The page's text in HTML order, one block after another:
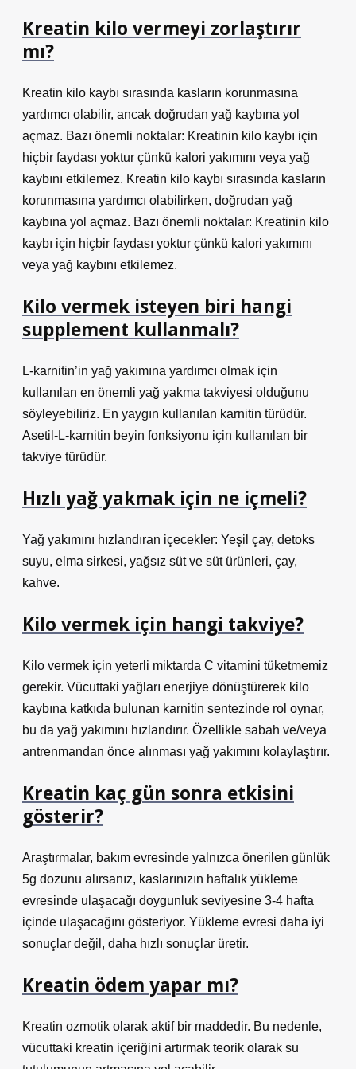
Kreatin kilo vermeyi zorlaştırır
mı?
Kreatin kilo kaybı sırasında kasların korunmasına
yardımcı olabilir, ancak doğrudan yağ kaybına yol
açmaz. Bazı önemli noktalar: Kreatinin kilo kaybı için
hiçbir faydası yoktur çünkü kalori yakımını veya yağ
kaybını etkilemez. Kreatin kilo kaybı sırasında kasların
korunmasına yardımcı olabilirken, doğrudan yağ
kaybına yol açmaz. Bazı önemli noktalar: Kreatinin kilo
kaybı için hiçbir faydası yoktur çünkü kalori yakımını
veya yağ kaybını etkilemez.
Kilo vermek isteyen biri hangi
supplement kullanmalı?
L-karnitin’in yağ yakımına yardımcı olmak için
kullanılan en önemli yağ yakma takviyesi olduğunu
söyleyebiliriz. En yaygın kullanılan karnitin türüdür.
Asetil-L-karnitin beyin fonksiyonu için kullanılan bir
takviye türüdür.
Hızlı yağ yakmak için ne içmeli?
Yağ yakımını hızlandıran içecekler: Yeşil çay, detoks
suyu, elma sirkesi, yağsız süt ve süt ürünleri, çay,
kahve.
Kilo vermek için hangi takviye?
Kilo vermek için yeterli miktarda C vitamini tüketmemiz
gerekir. Vücuttaki yağları enerjiye dönüştürerek kilo
kaybına katkıda bulunan karnitin sentezinde rol oynar,
bu da yağ yakımını hızlandırır. Özellikle sabah ve/veya
antrenmandan önce alınması yağ yakımını kolaylaştırır.
Kreatin kaç gün sonra etkisini
gösterir?
Araştırmalar, bakım evresinde yalnızca önerilen günlük
5g dozunu alırsanız, kaslarınızın haftalık yükleme
evresinde ulaşacağı doygunluk seviyesine 3-4 hafta
içinde ulaşacağını gösteriyor. Yükleme evresi daha iyi
sonuçlar değil, daha hızlı sonuçlar üretir.
Kreatin ödem yapar mı?
Kreatin ozmotik olarak aktif bir maddedir. Bu nedenle,
vücuttaki kreatin içeriğini artırmak teorik olarak su